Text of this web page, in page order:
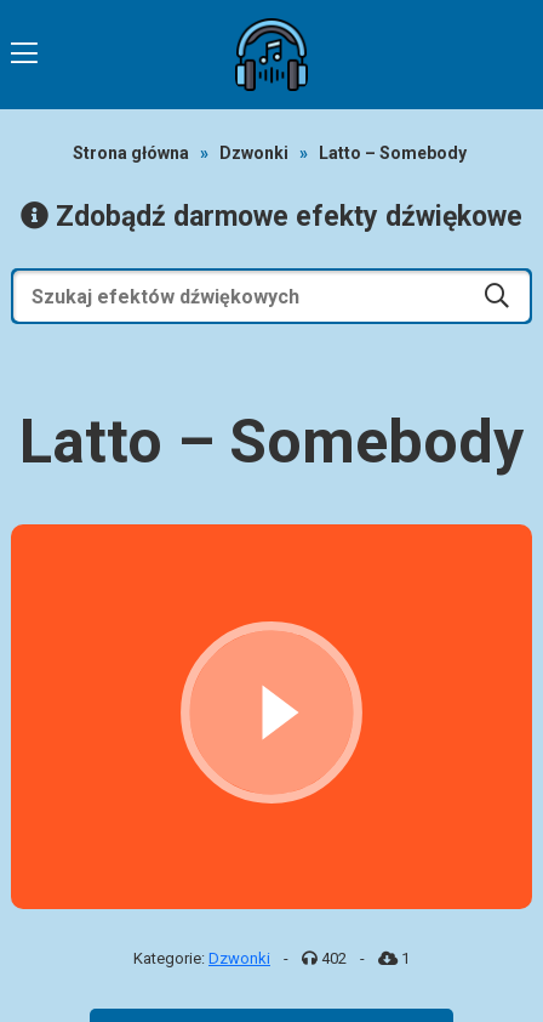
Strona główna » Dzwonki » Latto – Somebody
Zdobądź darmowe efekty dźwiękowe
Latto – Somebody
Kategorie: Dzwonki - 402 - 1